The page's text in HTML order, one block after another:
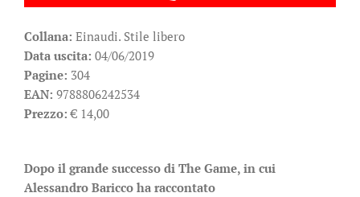
Collana: Einaudi. Stile libero
Data uscita: 04/06/2019
Pagine: 304
EAN: 9788806242534
Prezzo: € 14,00
Dopo il grande successo di The Game, in cui
Alessandro Baricco ha raccontato